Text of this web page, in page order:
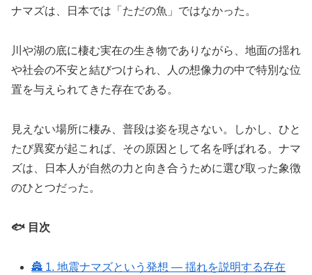
ナマズは、日本では「ただの魚」ではなかった。
川や湖の底に棲む実在の生き物でありながら、地面の揺れ
や社会の不安と結びつけられ、人の想像力の中で特別な位
置を与えられてきた存在である。
見えない場所に棲み、普段は姿を現さない。しかし、ひと
たび異変が起これば、その原因として名を呼ばれる。ナマ
ズは、日本人が自然の力と向き合うために選び取った象徴
のひとつだった。
🐟 目次
🏯 1. 地震ナマズという発想 ― 揺れを説明する存在